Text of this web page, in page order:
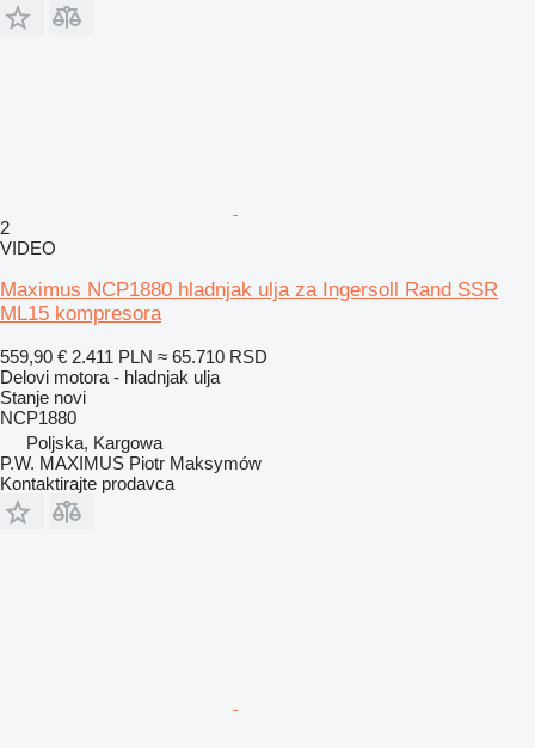
2
VIDEO
Maximus NCP1880 hladnjak ulja za Ingersoll Rand SSR
ML15 kompresora
559,90 € 2.411 PLN ≈ 65.710 RSD
Delovi motora - hladnjak ulja
Stanje novi
NCP1880
Poljska, Kargowa
P.W. MAXIMUS Piotr Maksymów
Kontaktirajte prodavca